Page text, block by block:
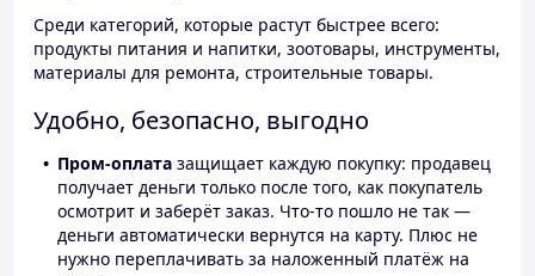
Среди категорий, которые растут быстрее всего:
продукты питания и напитки, зоотовары, инструменты,
материалы для ремонта, строительные товары.
Удобно, безопасно, выгодно
Пром-оплата защищает каждую покупку: продавец
получает деньги только после того, как покупатель
осмотрит и заберёт заказ. Что-то пошло не так —
деньги автоматически вернутся на карту. Плюс не
нужно переплачивать за наложенный платёж на